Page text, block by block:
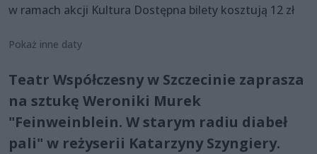
w ramach akcji Kultura Dostępna bilety kosztują 12 zł
Pokaż inne daty
Teatr Współczesny w Szczecinie zaprasza
na sztukę Weroniki Murek
"Feinweinblein. W starym radiu diabeł
pali" w reżyserii Katarzyny Szyngiery.